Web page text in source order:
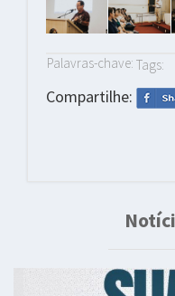
Palavras-chave: Tags:
Compartilhe: